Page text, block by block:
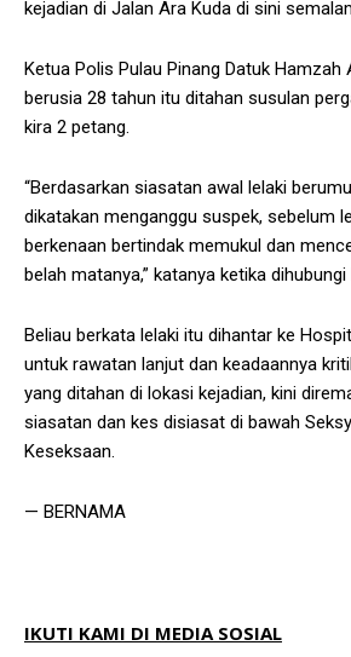
kejadian di Jalan Ara Kuda di sini
Ketua Polis Pulau Pinang Datuk Hamzah
berusia 28 tahun itu ditahan susulan
kira 2 petang.
“Berdasarkan siasatan awal lelaki
dikatakan menganggu suspek, sebelum
berkenaan bertindak memukul dan
belah matanya,” katanya ketika
Beliau berkata lelaki itu dihantar ke
untuk rawatan lanjut dan keadaannya
yang ditahan di lokasi kejadian, kini
siasatan dan kes disiasat di bawah
Keseksaan.
— BERNAMA
IKUTI KAMI DI MEDIA SOSIAL